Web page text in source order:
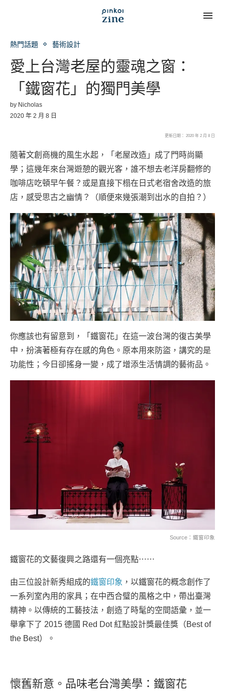
熱門話題 藝術設計
愛上台灣老屋的靈魂之窗：
「鐵窗花」的獨門美學
by Nicholas
2020 年 2 月 8 日
更新日期： 2020 年 2 月 8 日
隨著文創商機的風生水起，「老屋改造」成了門時尚顯
學；這幾年來台灣遊憩的觀光客，誰不想去老洋房翻修的
咖啡店吃頓早午餐？或是直接下榻在日式老宿舍改造的旅
店，感受思古之幽情？（順便來幾張潮到出水的自拍？）
你應該也有留意到，「鐵窗花」在這一波台灣的復古美學
中，扮演著極有存在感的角色。原本用來防盜，講究的是
功能性；今日卻搖身一變，成了增添生活情調的藝術品。
Source： 鐵窗印象
鐵窗花的文藝復興之路還有一個亮點⋯⋯
由三位設計新秀組成的鐵窗印象 ，以鐵窗花的概念創作了
一系列室內用的家具；在中西合璧的風格之中，帶出臺灣
精神。以傳統的工藝技法，創造了時髦的空間語彙，並一
舉拿下了 2015 德國 Red Dot 紅點設計獎最佳獎（Best of
the Best）。
懷舊新意。品味老台灣美學：鐵窗花